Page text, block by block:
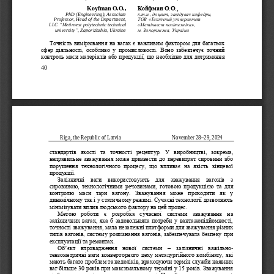
40
Koyfman O.O.,
PhD (Engineering), Associate
Professor, Head of the Department,
LLC “ Metinvest polytechnic technical
university”, Zaporizhzhia, Ukraine
Койфман О.О.,
к.т.н., доцент, завідувач кафедри,
ТОВ «Технічний університет
«Метінвест політехніка»,
м. Запоріжжя, Україна
Точність вимірювання на вагах є важливим фактором для багатьох
сфер  діяльності,  особливо  у  промисловості.  Воно  забезпечує  точний
контроль маси матеріалів або продукції, що необхідно для дотримання
Riga, the Republic of Latvia November 28–29, 2024
стандартів  якості  та  точності  рецептур.  У  виробництві,  зокрема,
неправильне зважування може призвести до перевитрат сировини або
порушення  технологічного  процесу,  що  впливає  на  якість  кінцевої
продукції.
Залізничні  ваги  використовують  для  зважування  вагонів  з
сировиною,  технологічними  речовинами,  готовою  продукцією  та  для
контролю  маси  тари  вагону.  Зважування  може  проходити  як  у
динамічному так і у статичному режимі. Сучасні технології дозволяють
мінімізувати вплив людського фактору на цей процес.
Метою  роботи  є  розробка  сучасної  системи  зважування  на
залізничних вагах, яка б задовольняла потреби у вантажопідйомності,
точності зважування, мала незалежні платформи для зважування різних
типів вагонів, систему розпізнання вагонів, забезпечувала безпеку при
експлуатації та ремонтах.
Об’єкт  впровадження  нової  системи
– залізничні  важільно-
тензометричні ваги конверторного цеху металургійного комбінату, які
мають багато проблем та недоліків, враховуючи термін служби наявних
ваг більше 30 років при максимальному терміні у 15 років. Зважування